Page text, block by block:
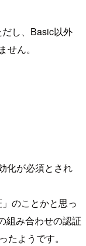
し、Basic以外
ん。
化が必須とされ
のことかと思っ
組み合わせの認証
たようです。